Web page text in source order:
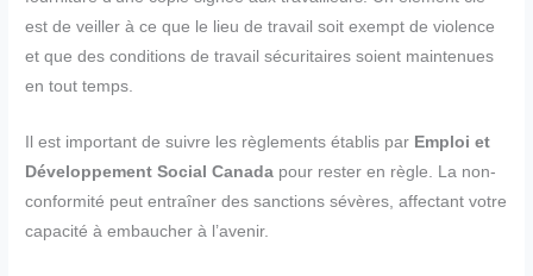
est de veiller à ce que le lieu de travail soit exempt de violence
et que des conditions de travail sécuritaires soient maintenues
en tout temps.
Il est important de suivre les règlements établis par Emploi et
Développement Social Canada pour rester en règle. La non-
conformité peut entraîner des sanctions sévères, affectant votre
capacité à embaucher à l’avenir.